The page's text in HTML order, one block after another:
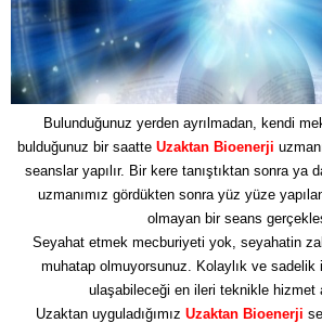
Bulunduğunuz yerden ayrılmadan, kendi
bulduğunuz bir saatte Uzaktan Bioenerji
seanslar yapılır. Bir kere tanıştıktan sonra ya
uzmanımız gördükten sonra yüz yüze
olmayan bir seans
Seyahat etmek mecburiyeti yok, seyahatin
muhatap olmuyorsunuz. Kolaylık ve sadelik
ulaşabileceği en ileri teknikle hizmet
Uzaktan uyguladığımız Uzaktan Bioenerji